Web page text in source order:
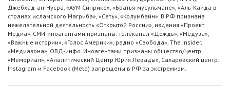
Джебхад-ан-Нусра, «АУМ Синрике», «Братья-мусульмане», «Аль-Каида в
странах исламского Магриба», «Сеть», «Колумбайн». В РФ признана
нежелательной деятельность «Открытой России», издания «Проект
Медиа». СМИ-иноагентами признаны: телеканал «Дождь», «Медуза»,
«Важные истории», «Голос Америки», радио «Свобода», The Insider,
«Медиазона», ОВД-инфо. Иноагентами признаны общество/центр
«Мемориал», «Аналитический Центр Юрия Левады», Сахаровский центр.
Instagram и Facebook (Metа) запрещены в РФ за экстремизм.